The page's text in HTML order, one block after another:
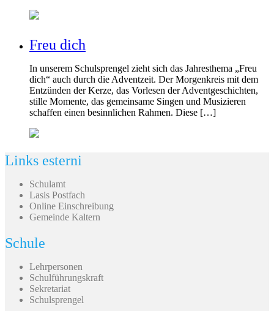
Freu dich
In unserem Schulsprengel zieht sich das Jahresthema „Freu
dich“ auch durch die Adventzeit. Der Morgenkreis mit dem
Entzünden der Kerze, das Vorlesen der Adventgeschichten,
stille Momente, das gemeinsame Singen und Musizieren
schaffen einen besinnlichen Rahmen. Diese […]
Links esterni
Schulamt
Lasis Postfach
Online Einschreibung
Gemeinde Kaltern
Schule
Lehrpersonen
Schulführungskraft
Sekretariat
Schulsprengel